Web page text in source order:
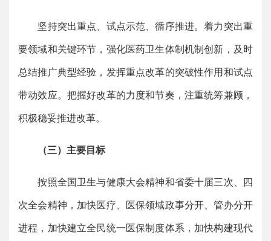
坚持突出重点、试点示范、循序推进。着力突出重
要领域和关键环节，强化医药卫生体制机制创新，及时
总结推广典型经验，发挥重点改革的突破性作用和试点
带动效应。把握好改革的力度和节奏，注重统筹兼顾，
积极稳妥推进改革。
（三）主要目标
按照全国卫生与健康大会精神和省委十届三次、四
次全会精神，加快医疗、医保领域政事分开、管办分开
进程，加快建立全民统一医保制度体系，加快构建现代